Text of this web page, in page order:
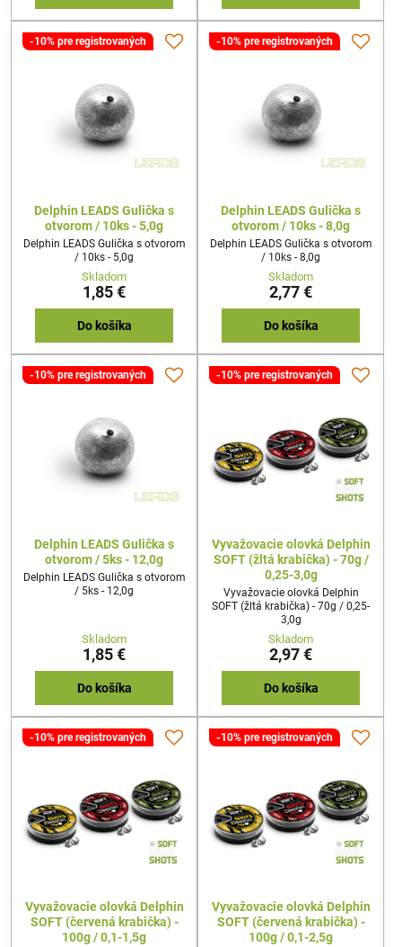
-10% pre registrovaných
Delphin LEADS Gulička s
otvorom / 10ks - 5,0g
Delphin LEADS Gulička s otvorom
/ 10ks - 5,0g
Skladom
1,85 €
Do košíka
-10% pre registrovaných
Delphin LEADS Gulička s
otvorom / 10ks - 8,0g
Delphin LEADS Gulička s otvorom
/ 10ks - 8,0g
Skladom
2,77 €
Do košíka
-10% pre registrovaných
Delphin LEADS Gulička s
otvorom / 5ks - 12,0g
Delphin LEADS Gulička s otvorom
/ 5ks - 12,0g
Skladom
1,85 €
Do košíka
-10% pre registrovaných
Vyvažovacie olovká Delphin
SOFT (žltá krabička) - 70g /
0,25-3,0g
Vyvažovacie olovká Delphin
SOFT (žltá krabička) - 70g / 0,25-
3,0g
Skladom
2,97 €
Do košíka
-10% pre registrovaných
Vyvažovacie olovká Delphin
SOFT (červená krabička) -
100g / 0,1-1,5g
-10% pre registrovaných
Vyvažovacie olovká Delphin
SOFT (červená krabička) -
100g / 0,1-2,5g